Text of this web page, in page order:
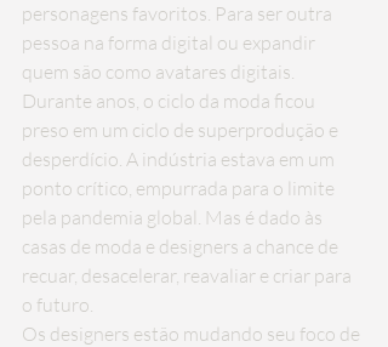
personagens favoritos. Para ser outra
pessoa na forma digital ou expandir
quem são como avatares digitais.
Durante anos, o ciclo da moda ficou
preso em um ciclo de superprodução e
desperdício. A indústria estava em um
ponto crítico, empurrada para o limite
pela pandemia global. Mas é dado às
casas de moda e designers a chance de
recuar, desacelerar, reavaliar e criar para
o futuro.
Os designers estão mudando seu foco de